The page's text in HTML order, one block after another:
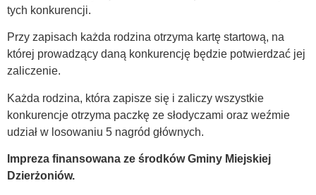
tych konkurencji.
Przy zapisach każda rodzina otrzyma kartę startową, na
której prowadzący daną konkurencję będzie potwierdzać jej
zaliczenie.
Każda rodzina, która zapisze się i zaliczy wszystkie
konkurencje otrzyma paczkę ze słodyczami oraz weźmie
udział w losowaniu 5 nagród głównych.
Impreza finansowana ze środków Gminy Miejskiej
Dzierżoniów.